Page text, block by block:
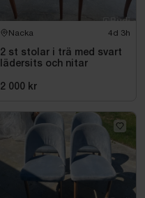
Nacka 4d 3h
2 st stolar i trä med svart
lädersits och nitar
2 000 kr